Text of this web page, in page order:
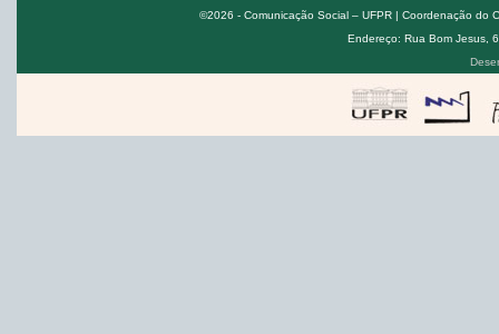
©2026 - Comunicação Social – UFPR | Coordenação do
Endereço: Rua Bom Jesus,